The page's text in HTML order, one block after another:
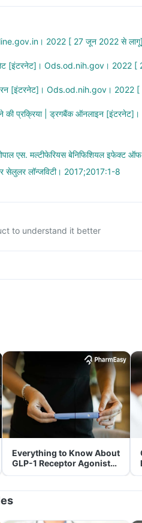
2022 [ 27 जून 2022 से लागू]
[इंटरनेट]। Ods.od.nih.gov। 2022 [
[इंटरनेट]। Ods.od.nih.gov। 2022
की प्रक्रिया | ड्रगबैंक ऑनलाइन
एस. मल्टीफेरियस बेनिफिशियल इफेक्ट ऑफ
सेलुलर लॉन्जविटी। 2017;2017:1-8
to understand it better
Everything to Know About
GLP-1 Receptor Agonist
and Its Role in Weight